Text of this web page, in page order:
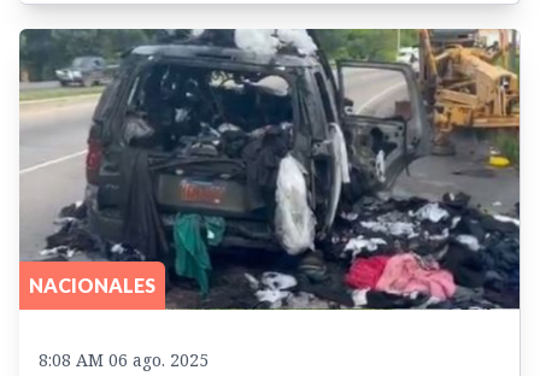
NACIONALES
8:08 AM 06 ago. 2025